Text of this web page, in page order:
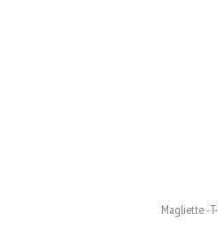
Magliette -